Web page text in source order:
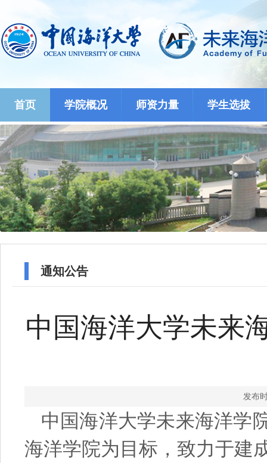
首页 学院概况 师资力量 学生选拔
通知公告
中国海洋大学未来
发布
通知公告
中国海洋大学未来海洋学
海洋学院为目标，致力于建